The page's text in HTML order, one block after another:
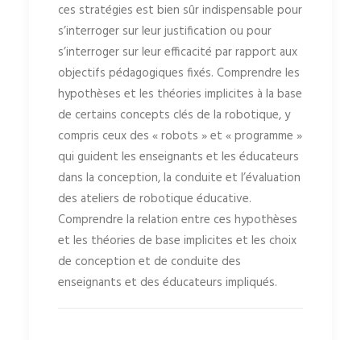
ces stratégies est bien sûr indispensable pour
s’interroger sur leur justification ou pour
s’interroger sur leur efficacité par rapport aux
objectifs pédagogiques fixés. Comprendre les
hypothèses et les théories implicites à la base
de certains concepts clés de la robotique, y
compris ceux des « robots » et « programme »
qui guident les enseignants et les éducateurs
dans la conception, la conduite et l’évaluation
des ateliers de robotique éducative.
Comprendre la relation entre ces hypothèses
et les théories de base implicites et les choix
de conception et de conduite des
enseignants et des éducateurs impliqués.